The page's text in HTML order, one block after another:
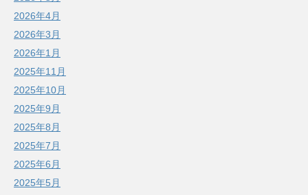
2026年4月
2026年3月
2026年1月
2025年11月
2025年10月
2025年9月
2025年8月
2025年7月
2025年6月
2025年5月